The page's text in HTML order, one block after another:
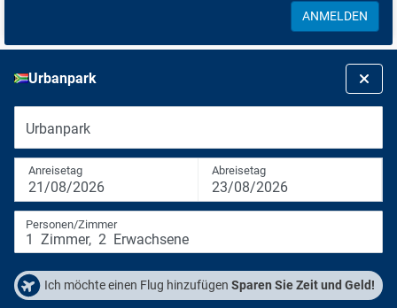
ANMELDEN
Urbanpark
Urbanpark
Anreisetag
21/08/2026
Abreisetag
23/08/2026
Personen/Zimmer
1 Zimmer, 2 Erwachsene
Ich möchte einen Flug hinzufügen Sparen Sie Zeit und Geld!